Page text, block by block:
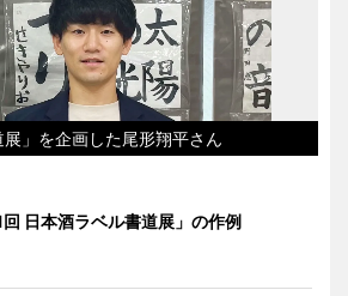
展」を企画した尾形翔平さん
回 日本酒ラベル書道展」の作例